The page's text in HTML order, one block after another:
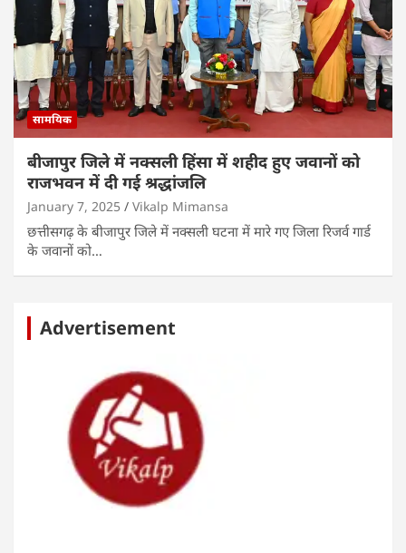
सामयिक
बीजापुर जिले में नक्सली हिंसा में शहीद हुए जवानों को
राजभवन में दी गई श्रद्धांजलि
January 7, 2025 Vikalp Mimansa
छत्तीसगढ़ के बीजापुर जिले में नक्सली घटना में मारे गए जिला रिजर्व गार्ड
के जवानों को…
Advertisement